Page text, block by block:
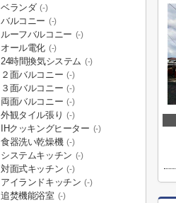
ベランダ (-)
バルコニー (-)
ルーフバルコニー (-)
オール電化 (-)
24時間換気システム (-)
２面バルコニー (-)
３面バルコニー (-)
両面バルコニー (-)
外観タイル張り (-)
IHクッキングヒーター (-)
食器洗い乾燥機 (-)
システムキッチン (-)
対面式キッチン (-)
アイランドキッチン (-)
追焚機能浴室 (-)